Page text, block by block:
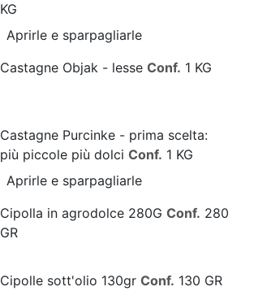
KG
Aprirle e sparpagliarle
Castagne Objak - lesse Conf. 1 KG
Castagne Purcinke - prima scelta:
più piccole più dolci Conf. 1 KG
Aprirle e sparpagliarle
Cipolla in agrodolce 280G Conf. 280
GR
Cipolle sott'olio 130gr Conf. 130 GR